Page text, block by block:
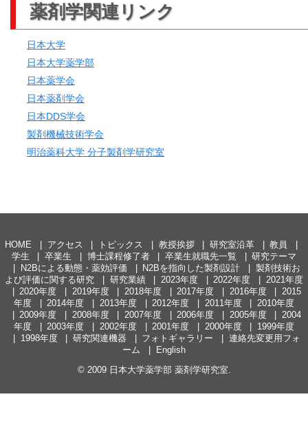
薬剤学関連リンク
日本大学
日本大学薬学部
日本薬学会
日本薬剤学会
日本DDS学会
製剤機械技術学会
明治薬科大学 分子製剤学研究室
HOME アクセス トピックス 教授挨拶 研究室沿革
教員
学生
卒業生 博士課程修了者 卒業生就職先一覧
研究テーマ
N2Bによる動態・薬効評価
N2Bを指向した製剤設計
製剤技術お
よび評価に関する研究
研究業績 2023年度 2022年度
2021年度
2020年度
2019年度 2018年度 2017年度 2016年度
2015
年度
2014年度 2013年度 2012年度 2011年度
2010年度
2009年度
2008年度 2007年度 2006年度 2005年度
2004
年度
2003年度 2002年度 2001年度 2000年度
1999年度
1998年度
研究関連機器 フォトギャラリー
連絡先変更用フォ
ーム
English
© 2009 日本大学薬学部 薬剤学研究室.